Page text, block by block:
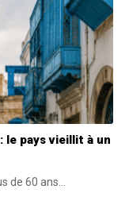
pays vieillit à un
de 60 ans